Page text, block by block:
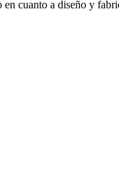
cuanto a diseño y